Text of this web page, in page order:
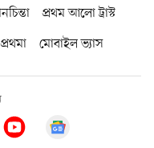
প্রথম আলো ট্রাস্ট
প্রথমা মোবাইল ভ্যাস